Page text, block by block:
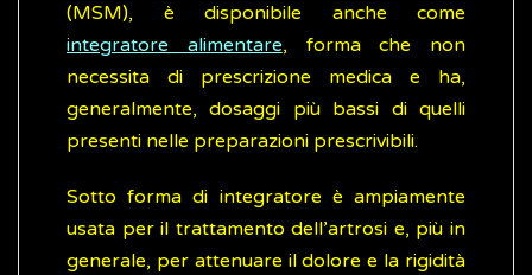
(MSM), è disponibile anche come
integratore alimentare, forma che non
necessita di prescrizione medica e ha,
generalmente, dosaggi più bassi di quelli
presenti nelle preparazioni prescrivibili.
Sotto forma di integratore è ampiamente
usata per il trattamento dell’artrosi e, più in
generale, per attenuare il dolore e la rigidità